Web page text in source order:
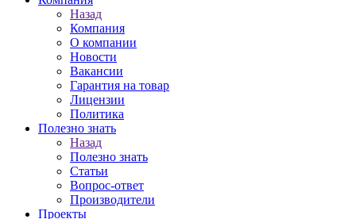
Назад
Компания
О компании
Новости
Вакансии
Гарантия на товар
Лицензии
Политика
Полезно знать
Назад
Полезно знать
Статьи
Вопрос-ответ
Производители
Проекты